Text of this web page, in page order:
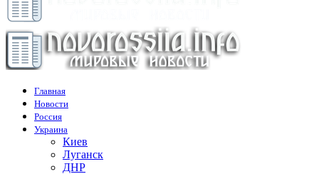
Главная
Новости
Россия
Украина
Киев
Луганск
ДНР